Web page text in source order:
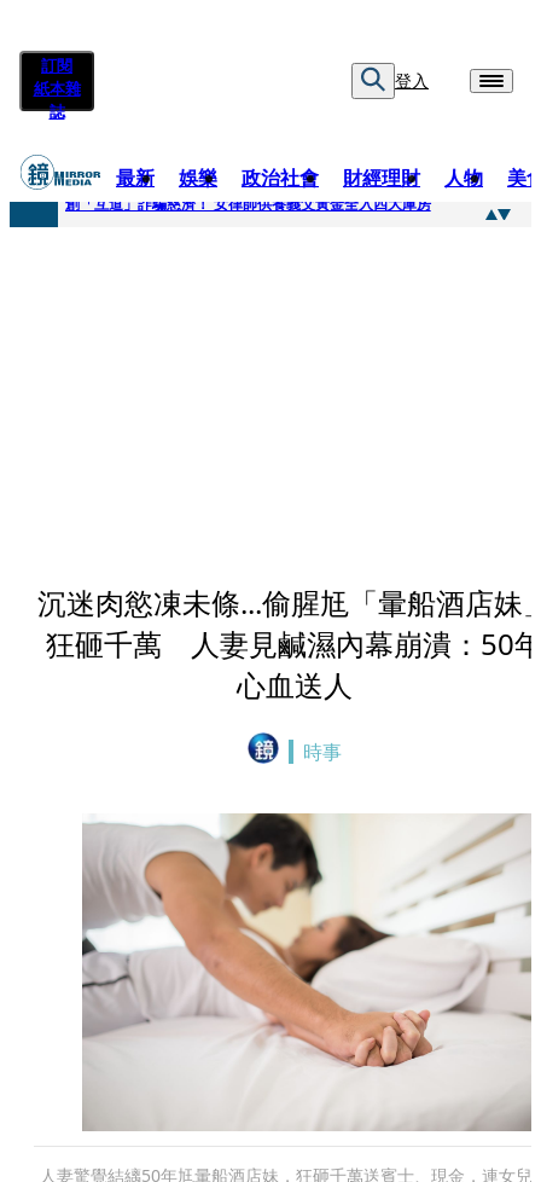
訂閱
紙本雜
誌
登入
最新 娛樂 政治社會 財經理財 人物 美
快訊
創「互道」詐騙慈濟！ 女律師供養義父黃金全入四大庫房
沉迷肉慾凍未條...偷腥尪「暈船酒店妹
狂砸千萬 人妻見鹹濕內幕崩潰：50
心血送人
時事
人妻驚覺結縭50年尪暈船酒店妹，狂砸千萬送賓士、現金，連女兒